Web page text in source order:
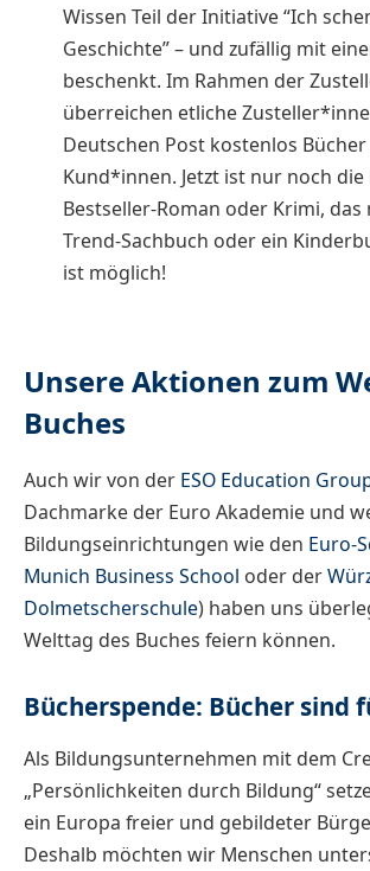
Wissen Teil der Initiative “Ich
Geschichte” – und zufällig mit
beschenkt. Im Rahmen der
überreichen etliche
Deutschen Post kostenlos
Kund*innen. Jetzt ist nur noch die
Bestseller-Roman oder Krimi, das
Trend-Sachbuch oder ein
ist möglich!
Unsere Aktionen zum
Buches
Auch wir von der ESO Education
Dachmarke der Euro Akademie und
Bildungseinrichtungen wie den Euro-
Munich Business School oder der
Dolmetscherschule) haben uns
Welttag des Buches feiern können.
Bücherspende: Bücher sind
Als Bildungsunternehmen mit dem
„Persönlichkeiten durch Bildung“
ein Europa freier und gebildeter
Deshalb möchten wir Menschen